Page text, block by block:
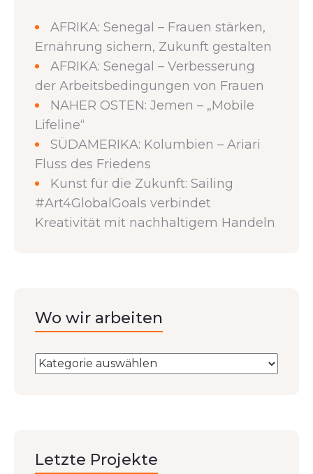
AFRIKA: Senegal – Frauen stärken,
Ernährung sichern, Zukunft gestalten
AFRIKA: Senegal – Verbesserung
der Arbeitsbedingungen von Frauen
NAHER OSTEN: Jemen – „Mobile
Lifeline“
SÜDAMERIKA: Kolumbien – Ariari
Fluss des Friedens
Kunst für die Zukunft: Sailing
#Art4GlobalGoals verbindet
Kreativität mit nachhaltigem Handeln
Wo wir arbeiten
Letzte Projekte